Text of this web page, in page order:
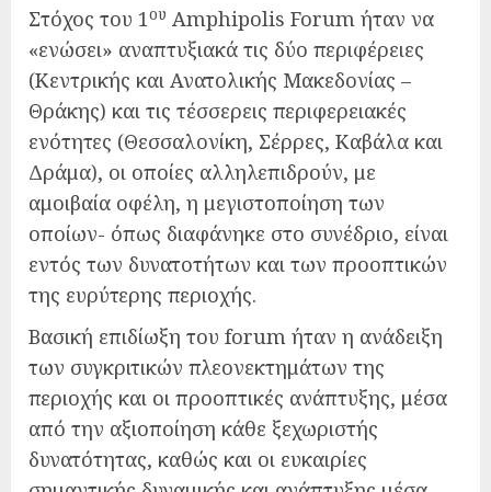
Στόχος του 1ου Amphipolis Forum ήταν να
«ενώσει» αναπτυξιακά τις δύο περιφέρειες
(Κεντρικής και Ανατολικής Μακεδονίας –
Θράκης) και τις τέσσερεις περιφερειακές
ενότητες (Θεσσαλονίκη, Σέρρες, Καβάλα και
Δράμα), οι οποίες αλληλεπιδρούν, με
αμοιβαία οφέλη, η μεγιστοποίηση των
οποίων- όπως διαφάνηκε στο συνέδριο, είναι
εντός των δυνατοτήτων και των προοπτικών
της ευρύτερης περιοχής.
Βασική επιδίωξη του forum ήταν η ανάδειξη
των συγκριτικών πλεονεκτημάτων της
περιοχής και οι προοπτικές ανάπτυξης, μέσα
από την αξιοποίηση κάθε ξεχωριστής
δυνατότητας, καθώς και οι ευκαιρίες